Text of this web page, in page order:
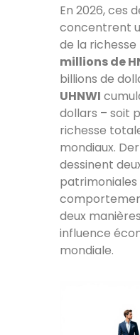
En 2026, ces
concentrent
de la richesse
millions de
billions de
UHNWI
dollars – soit
richesse
mondiaux.
dessinent
patrimoniales
deux
influence
mondiale.